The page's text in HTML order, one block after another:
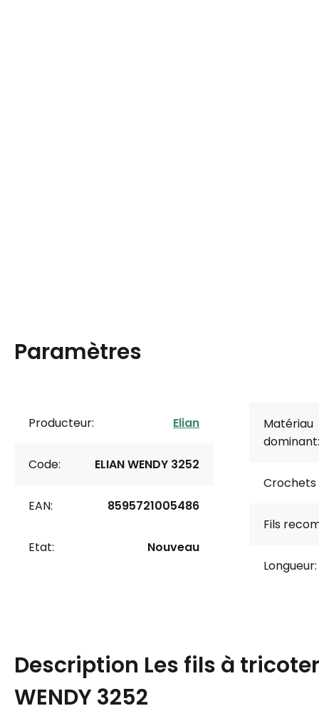
Paramètres
Producteur: Elian
Code: ELIAN WENDY 3252
EAN: 8595721005486
Etat: Nouveau
Matériau
dominant:
Fils
Longueur:
Description Les fils à tricoter
WENDY 3252